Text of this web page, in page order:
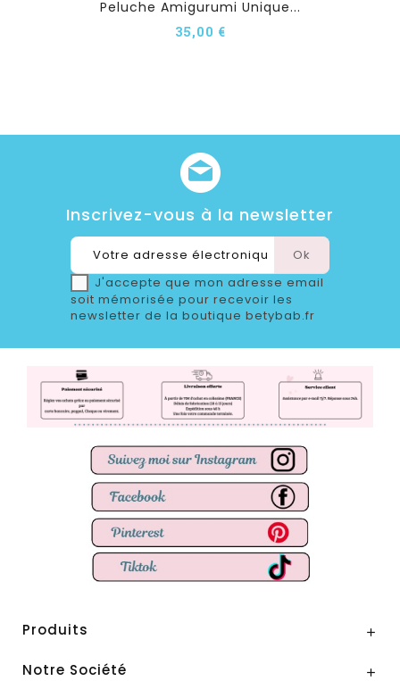
Peluche Amigurumi Unique...
35,00 €
Inscrivez-vous à la newsletter
J'accepte que mon adresse email
soit mémorisée pour recevoir les
newsletter de la boutique betybab.fr
Produits 
Notre Société 